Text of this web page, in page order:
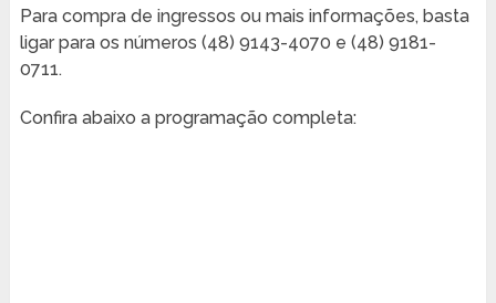
Para compra de ingressos ou mais informações, basta
ligar para os números (48) 9143-4070 e (48) 9181-
0711.
Confira abaixo a programação completa: